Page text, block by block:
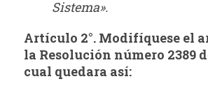
Sistema».
Artículo 2°. Modifíquese el
la Resolución número 2389
cual quedara así: